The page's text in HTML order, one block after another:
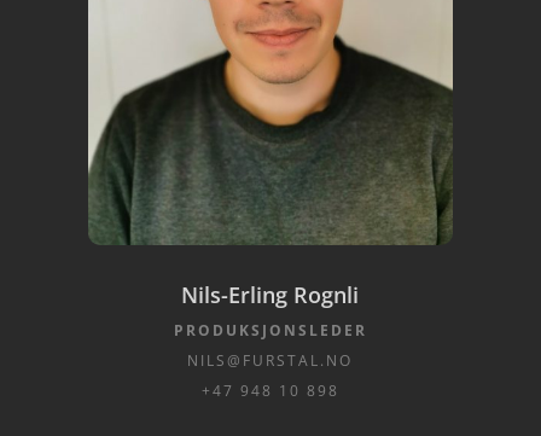
Nils-Erling Rognli
PRODUKSJONSLEDER
NILS@FURSTAL.NO
+47 948 10 898